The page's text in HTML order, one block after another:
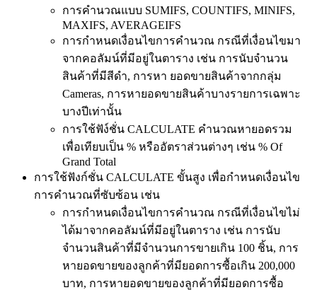
การคำนวณแบบ SUMIFS, COUNTIFS, MINIFS,
MAXIFS, AVERAGEIFS
การกำหนดเงื่อนไขการคำนวณ กรณีที่เงื่อนไขมา
จากคอลัมน์ที่มีอยู่ในตาราง เช่น การนับจำนวน
สินค้าที่มีสีดำ, การหา ยอดขายสินค้าจากกลุ่ม
Cameras, การหายอดขายสินค้าบางรายการเฉพาะ
บางปีเท่านั้น
การใช้ฟัง์ชั่น CALCULATE คำนวณหายอดรวม
เพื่อเทียบเป็น % หรืออัตราส่วนต่างๆ เช่น % Of
Grand Total
การใช้ฟังก์ชั่น CALCULATE ขั้นสูง เพื่อกำหนดเงื่อนไข
การคำนวณที่ซับซ้อน เช่น
การกำหนดเงื่อนไขการคำนวณ กรณีที่เงื่อนไขไม่
ได้มาจากคอลัมน์ที่มีอยู่ในตาราง เช่น การนับ
จำนวนสินค้าที่มีจำนวนการขายเกิน 100 ชิ้น, การ
หายอดขายของลูกค้าที่มียอดการซื้อเกิน 200,000
บาท, การหายอดขายของลูกค้าที่มียอดการซื้อ